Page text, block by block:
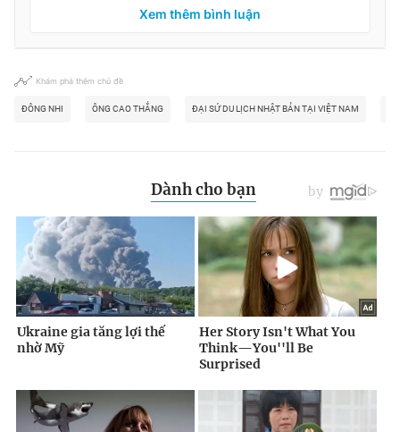
Xem thêm bình luận
Khám phá thêm chủ đề
ĐÔNG NHI ÔNG CAO THẮNG ĐẠI SỨ DU LỊCH NHẬT BẢN TẠI VIỆT NAM